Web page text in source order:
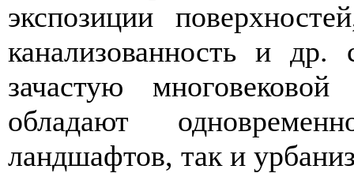
экспозиции
канализованность и др.
зачастую
обладают
ландшафтов, так и